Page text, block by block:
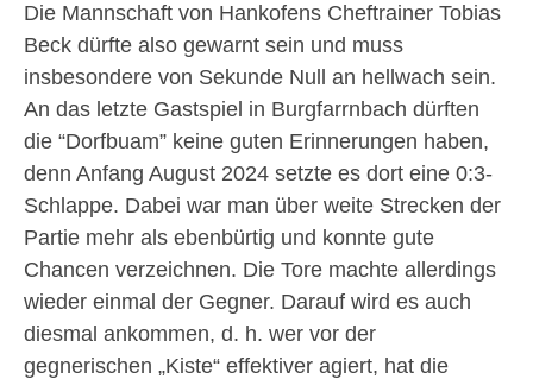
Die Mannschaft von Hankofens Cheftrainer Tobias
Beck dürfte also gewarnt sein und muss
insbesondere von Sekunde Null an hellwach sein.
An das letzte Gastspiel in Burgfarrnbach dürften
die “Dorfbuam” keine guten Erinnerungen haben,
denn Anfang August 2024 setzte es dort eine 0:3-
Schlappe. Dabei war man über weite Strecken der
Partie mehr als ebenbürtig und konnte gute
Chancen verzeichnen. Die Tore machte allerdings
wieder einmal der Gegner. Darauf wird es auch
diesmal ankommen, d. h. wer vor der
gegnerischen „Kiste“ effektiver agiert, hat die